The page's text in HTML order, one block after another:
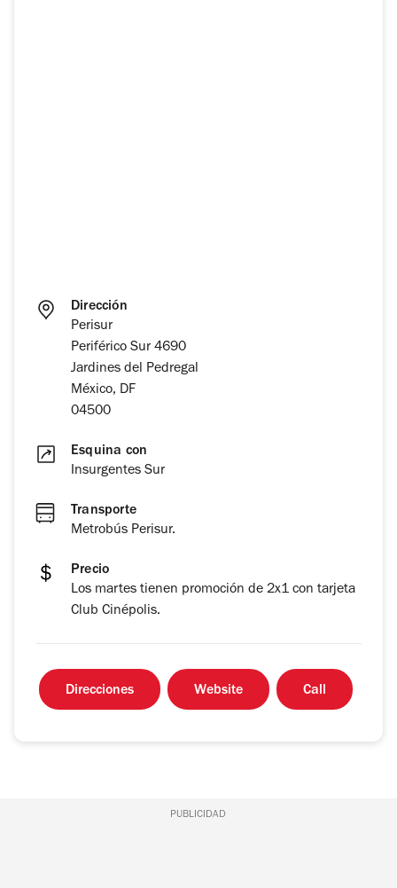
Dirección
Perisur
Periférico Sur 4690
Jardines del Pedregal
México, DF
04500
Esquina con
Insurgentes Sur
Transporte
Metrobús Perisur.
Precio
Los martes tienen promoción de 2x1 con tarjeta
Club Cinépolis.
Direcciones Website Call
PUBLICIDAD